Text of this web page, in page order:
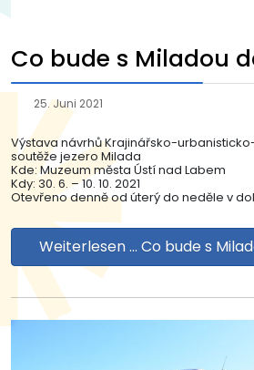
Co bude s Miladou
25. Juni 2021
Výstava návrhů Krajinářsko-
soutěže jezero Milada
Kde: Muzeum města Ústí nad Labem
Kdy: 30. 6. – 10. 10. 2021
Otevřeno denně od úterý do neděle v
Weiterlesen … Co bude s